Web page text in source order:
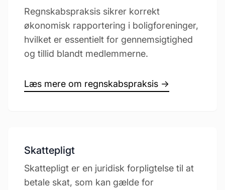
Regnskabspraksis sikrer korrekt
økonomisk rapportering i boligforeninger,
hvilket er essentielt for gennemsigtighed
og tillid blandt medlemmerne.
Læs mere om regnskabspraksis →
Skattepligt
Skattepligt er en juridisk forpligtelse til at
betale skat, som kan gælde for